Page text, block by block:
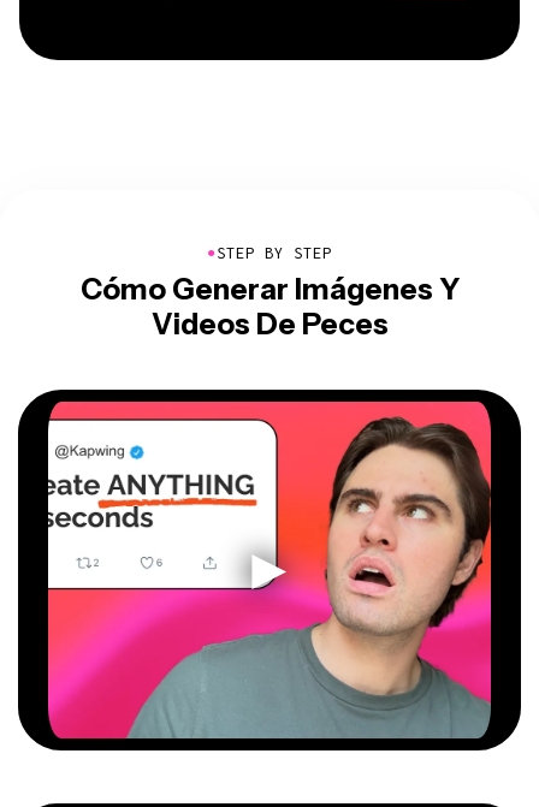
●STEP BY STEP
Cómo Generar Imágenes Y
Videos De Peces